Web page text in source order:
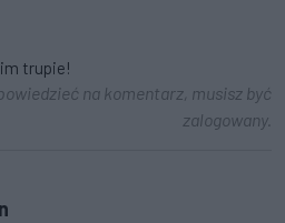
trupie!
na komentarz, musisz być
zalogowany.